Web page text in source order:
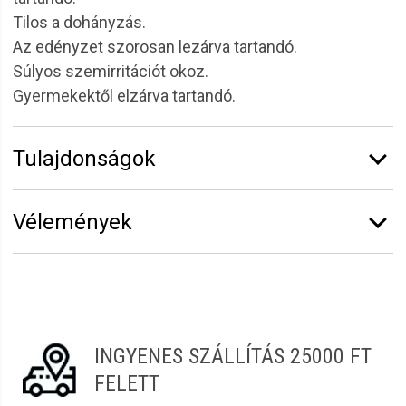
Tilos a dohányzás.
Az edényzet szorosan lezárva tartandó.
Súlyos szemirritációt okoz.
Gyermekektől elzárva tartandó.
Tulajdonságok
Kiszerelés:
Funkció:
Kéz és bőrfertőtlenítők
Vélemények
Marianna 2022.07.16. 03:15
INGYENES SZÁLLÍTÁS 25000 FT
FELETT